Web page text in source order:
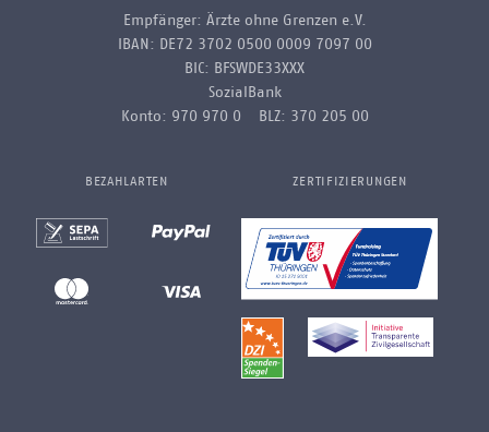
Empfänger: Ärzte ohne Grenzen e.V.
IBAN: DE72 3702 0500 0009 7097 00
BIC: BFSWDE33XXX
SozialBank
Konto: 970 970 0 BLZ: 370 205 00
BEZAHLARTEN ZERTIFIZIERUNGEN